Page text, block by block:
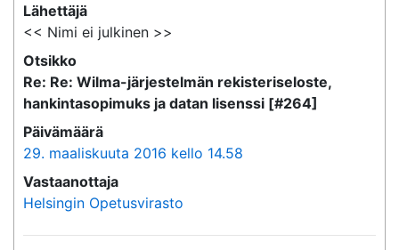
Lähettäjä
<< Nimi ei julkinen >>
Otsikko
Re: Re: Wilma-järjestelmän rekisteriseloste,
hankintasopimuks ja datan lisenssi [#264]
Päivämäärä
29. maaliskuuta 2016 kello 14.58
Vastaanottaja
Helsingin Opetusvirasto